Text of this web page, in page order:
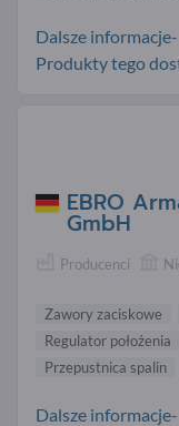
Dalsze informacje-
Produkty tego
EBRO
GmbH
Producenci
Zawory zaciskowe
Regulator położenia
Przepustnica spalin
Dalsze informacje-